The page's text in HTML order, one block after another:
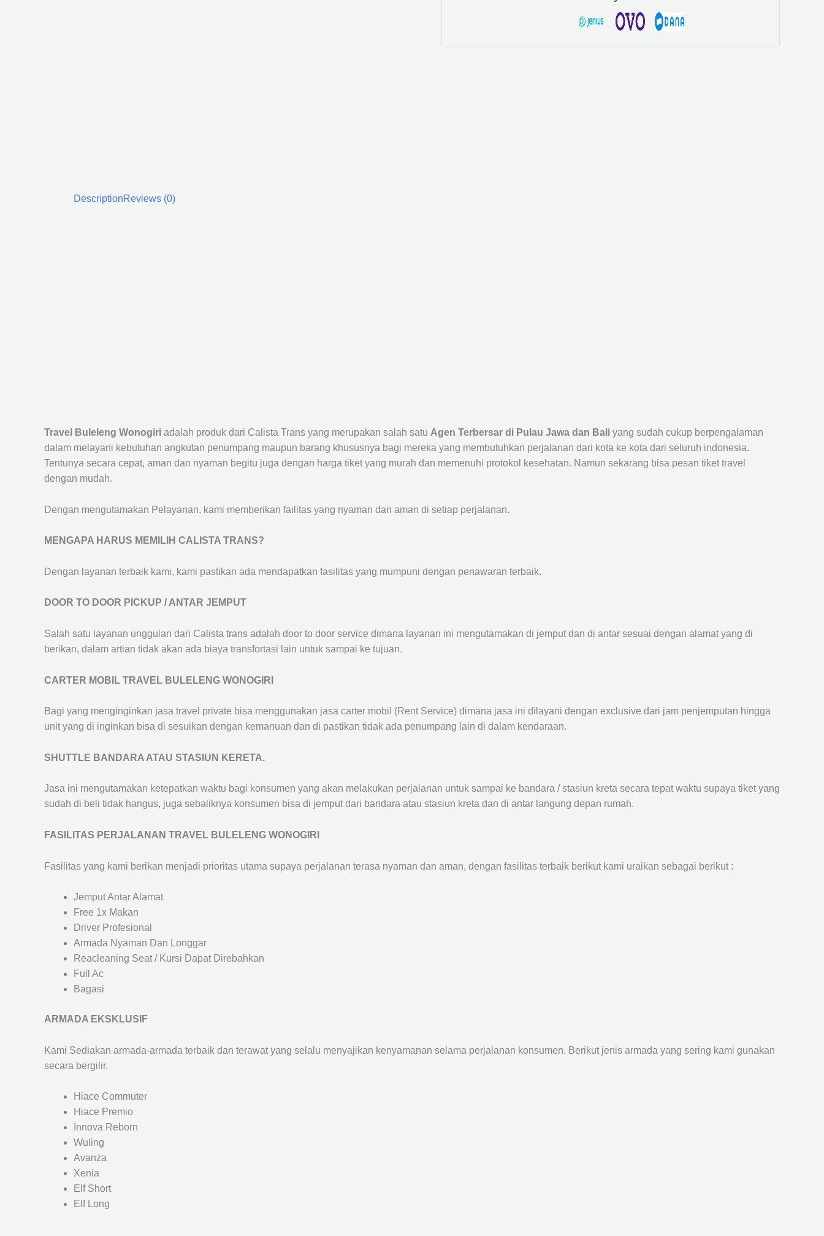
DescriptionReviews (0)
Travel Buleleng Wonogiri adalah produk dari Calista Trans yang merupakan salah satu Agen Terbersar di Pulau Jawa dan Bali yang sudah cukup berpengalaman
dalam melayani kebutuhan angkutan penumpang maupun barang khususnya bagi mereka yang membutuhkan perjalanan dari kota ke kota dari seluruh indonesia.
Tentunya secara cepat, aman dan nyaman begitu juga dengan harga tiket yang murah dan memenuhi protokol kesehatan. Namun sekarang bisa pesan tiket travel
dengan mudah.
Dengan mengutamakan Pelayanan, kami memberikan failitas yang nyaman dan aman di setiap perjalanan.
MENGAPA HARUS MEMILIH CALISTA TRANS?
Dengan layanan terbaik kami, kami pastikan ada mendapatkan fasilitas yang mumpuni dengan penawaran terbaik.
DOOR TO DOOR PICKUP / ANTAR JEMPUT
Salah satu layanan unggulan dari Calista trans adalah door to door service dimana layanan ini mengutamakan di jemput dan di antar sesuai dengan alamat yang di
berikan, dalam artian tidak akan ada biaya transfortasi lain untuk sampai ke tujuan.
CARTER MOBIL TRAVEL BULELENG WONOGIRI
Bagi yang menginginkan jasa travel private bisa menggunakan jasa carter mobil (Rent Service) dimana jasa ini dilayani dengan exclusive dari jam penjemputan hingga
unit yang di inginkan bisa di sesuikan dengan kemanuan dan di pastikan tidak ada penumpang lain di dalam kendaraan.
SHUTTLE BANDARA ATAU STASIUN KERETA.
Jasa ini mengutamakan ketepatkan waktu bagi konsumen yang akan melakukan perjalanan untuk sampai ke bandara / stasiun kreta secara tepat waktu supaya tiket yang
sudah di beli tidak hangus, juga sebaliknya konsumen bisa di jemput dari bandara atau stasiun kreta dan di antar langung depan rumah.
FASILITAS PERJALANAN TRAVEL BULELENG WONOGIRI
Fasilitas yang kami berikan menjadi prioritas utama supaya perjalanan terasa nyaman dan aman, dengan fasilitas terbaik berikut kami uraikan sebagai berikut :
Jemput Antar Alamat
Free 1x Makan
Driver Profesional
Armada Nyaman Dan Longgar
Reacleaning Seat / Kursi Dapat Direbahkan
Full Ac
Bagasi
ARMADA EKSKLUSIF
Kami Sediakan armada-armada terbaik dan terawat yang selalu menyajikan kenyamanan selama perjalanan konsumen. Berikut jenis armada yang sering kami gunakan
secara bergilir.
Hiace Commuter
Hiace Premio
Innova Reborn
Wuling
Avanza
Xenia
Elf Short
Elf Long